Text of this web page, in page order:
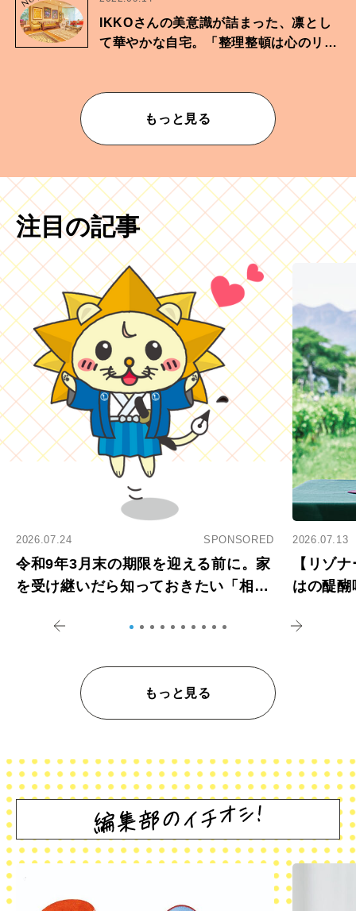
IKKOさんの美意識が詰まった、凛とし
て華やかな自宅。「整理整頓は心のリズ
もっと見る
注目の記事
2026.07.24 SPONSORED
令和9年3月末の期限を迎える前に。家
を受け継いだら知っておきたい「相続
2026.07.13
【リゾ
はの醍
もっと見る